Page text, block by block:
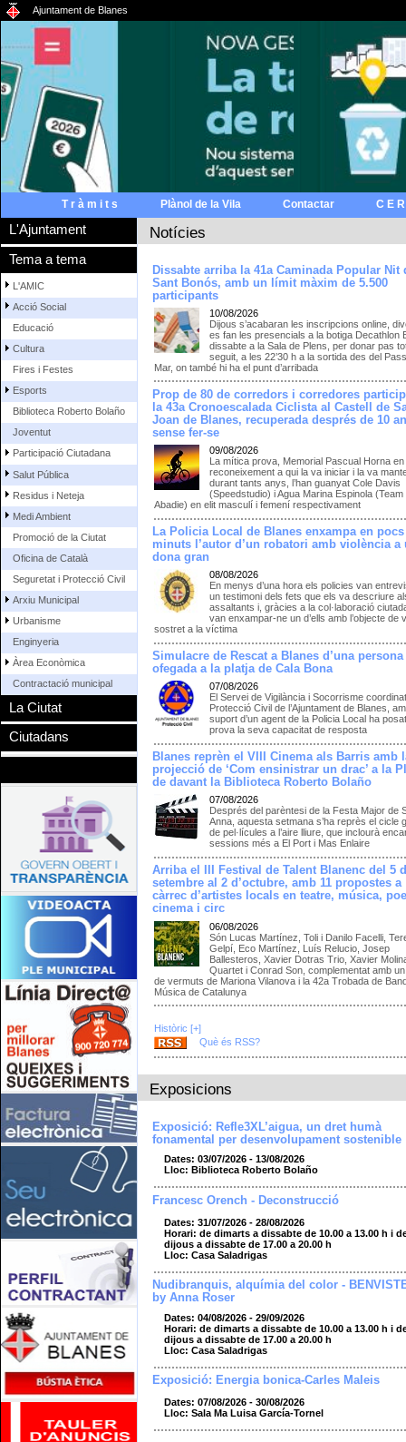
Ajuntament de Blanes
T r à m i t s Plànol de la Vila Contactar C E
L'Ajuntament
Tema a tema
L'AMIC
Acció Social
Educació
Cultura
Fires i Festes
Esports
Biblioteca Roberto Bolaño
Joventut
Participació Ciutadana
Salut Pública
Residus i Neteja
Medi Ambient
Promoció de la Ciutat
Oficina de Català
Seguretat i Protecció Civil
Arxiu Municipal
Urbanisme
Enginyeria
Àrea Econòmica
Contractació municipal
La Ciutat
Ciutadans
Notícies
Dissabte arriba la 41a Caminada Popular Nit
Sant Bonós, amb un límit màxim de 5.500
participants
10/08/2026
Dijous s’acabaran les inscripcions online,
es fan les presencials a la botiga Decathlon
dissabte a la Sala de Plens, per donar pas
seguit, a les 22’30 h a la sortida des del
Mar, on també hi ha el punt d’arribada
Prop de 80 de corredors i corredores
la 43a Cronoescalada Ciclista al Castell de
Joan de Blanes, recuperada després de 10
sense fer-se
09/08/2026
La mítica prova, Memorial Pascual Horna en
reconeixement a qui la va iniciar i la va
durant tants anys, l’han guanyat Cole Davis
(Speedstudio) i Agua Marina Espinola (Team
Abadie) en elit masculí i femení respectivament
La Policia Local de Blanes enxampa en pocs
minuts l’autor d’un robatori amb violència a
dona gran
08/08/2026
En menys d’una hora els policies van
un testimoni dels fets que els va descriure
assaltants i, gràcies a la col·laboració
van enxampar-ne un d’ells amb l’objecte de
sostret a la víctima
Simulacre de Rescat a Blanes d’una persona
ofegada a la platja de Cala Bona
07/08/2026
El Servei de Vigilància i Socorrisme
Protecció Civil de l’Ajuntament de Blanes,
suport d’un agent de la Policia Local ha
prova la seva capacitat de resposta
Blanes reprèn el VIII Cinema als Barris amb
projecció de ‘Com ensinistrar un drac’ a la
de davant la Biblioteca Roberto Bolaño
07/08/2026
Després del parèntesi de la Festa Major de
Anna, aquesta setmana s’ha reprès el cicle
de pel·lícules a l’aire lliure, que inclourà
sessions més a El Port i Mas Enlaire
Arriba el III Festival de Talent Blanenc del 5
setembre al 2 d’octubre, amb 11 propostes a
càrrec d’artistes locals en teatre, música,
cinema i circ
06/08/2026
Són Lucas Martínez, Toli i Danilo Facelli,
Gelpí, Eco Martínez, Luís Relucio, Josep
Ballesteros, Xavier Dotras Trio, Xavier
Quartet i Conrad Son, complementat amb
de vermuts de Mariona Vilanova i la 42a Trobada de
Música de Catalunya
Històric [+]
Què és RSS?
Exposicions
Exposició: Refle3XL’aigua, un dret humà
fonamental per desenvolupament sostenible
Dates: 03/07/2026 - 13/08/2026
Lloc: Biblioteca Roberto Bolaño
Francesc Orench - Deconstrucció
Dates: 31/07/2026 - 28/08/2026
Horari: de dimarts a dissabte de 10.00 a 13.00 h i
dijous a dissabte de 17.00 a 20.00 h
Lloc: Casa Saladrigas
Nudibranquis, alquímia del color -
by Anna Roser
Dates: 04/08/2026 - 29/09/2026
Horari: de dimarts a dissabte de 10.00 a 13.00 h i
dijous a dissabte de 17.00 a 20.00 h
Lloc: Casa Saladrigas
Exposició: Energia bonica-Carles Maleis
Dates: 07/08/2026 - 30/08/2026
Lloc: Sala Ma Luisa García-Tornel